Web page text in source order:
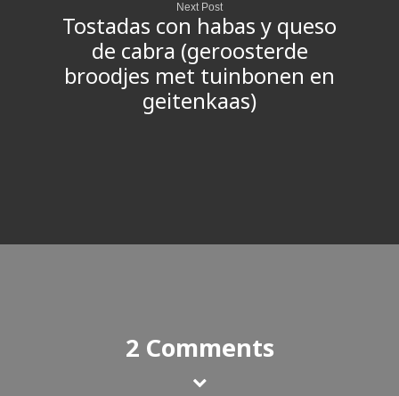
Next Post
Tostadas con habas y queso
de cabra (geroosterde
broodjes met tuinbonen en
geitenkaas)
2 Comments